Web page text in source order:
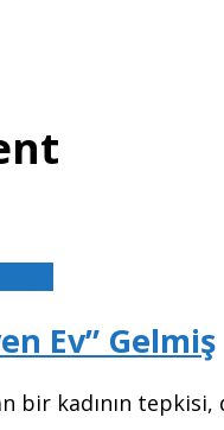
Ev” Gelmiş
bir kadının